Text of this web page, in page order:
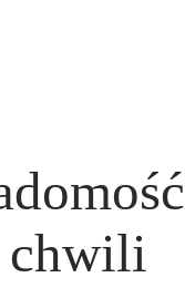
chwili